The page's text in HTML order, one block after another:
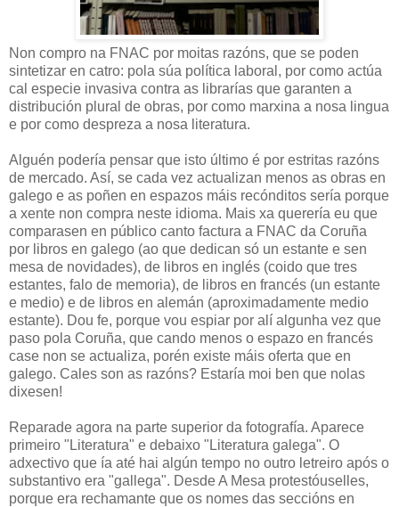
Non compro na FNAC por moitas razóns, que se poden
sintetizar en catro: pola súa política laboral, por como actúa
cal especie invasiva contra as librarías que garanten a
distribución plural de obras, por como marxina a nosa lingua
e por como despreza a nosa literatura.
Alguén podería pensar que isto último é por estritas razóns
de mercado. Así, se cada vez actualizan menos as obras en
galego e as poñen en espazos máis recónditos sería porque
a xente non compra neste idioma. Mais xa querería eu que
comparasen en público canto factura a FNAC da Coruña
por libros en galego (ao que dedican só un estante e sen
mesa de novidades), de libros en inglés (coido que tres
estantes, falo de memoria), de libros en francés (un estante
e medio) e de libros en alemán (aproximadamente medio
estante). Dou fe, porque vou espiar por alí algunha vez que
paso pola Coruña, que cando menos o espazo en francés
case non se actualiza, porén existe máis oferta que en
galego. Cales son as razóns? Estaría moi ben que nolas
dixesen!
Reparade agora na parte superior da fotografía. Aparece
primeiro "Literatura" e debaixo "Literatura galega". O
adxectivo que ía até hai algún tempo no outro letreiro após o
substantivo era "gallega". Desde A Mesa protestóuselles,
porque era rechamante que os nomes das seccións en